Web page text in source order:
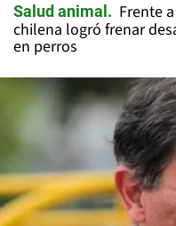
Salud animal
Frente
chilena logró frenar
en perros